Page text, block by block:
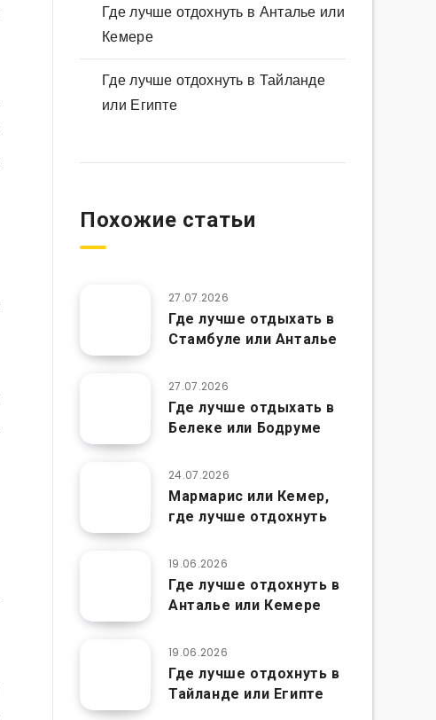
Где лучше отдохнуть в Анталье или
Кемере
Где лучше отдохнуть в Тайланде
или Египте
Похожие статьи
27.07.2026
Где лучше отдыхать в
Стамбуле или Анталье
27.07.2026
Где лучше отдыхать в
Белеке или Бодруме
24.07.2026
Мармарис или Кемер,
где лучше отдохнуть
19.06.2026
Где лучше отдохнуть в
Анталье или Кемере
19.06.2026
Где лучше отдохнуть в
Тайланде или Египте